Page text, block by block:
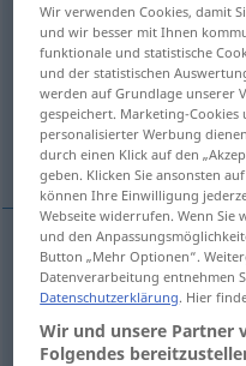
gestrig
Übersicht aller
(Für mehr Details die
fra i går
fra igår gestrig
Wir verwenden Cookies, damit
und wir besser mit Ihnen
funktionale und statistische
und der statistischen
werden auf Grundlage unserer
gespeichert. Marketing-
personalisierter Werbung
durch einen Klick auf den
geben. Klicken Sie ansonsten
können Ihre Einwilligung
Webseite widerrufen. Wenn Sie
und den
Button „Mehr Optionen“.
Datenverarbeitung entnehmen
Datenschutzerklärung. Hier
Wir und unsere Partner
Folgendes